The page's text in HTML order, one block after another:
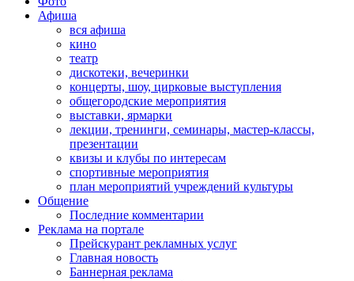
Афиша
вся афиша
кино
театр
дискотеки, вечеринки
концерты, шоу, цирковые выступления
общегородские мероприятия
выставки, ярмарки
лекции, тренинги, семинары, мастер-классы,
презентации
квизы и клубы по интересам
спортивные мероприятия
план мероприятий учреждений культуры
Общение
Последние комментарии
Реклама на портале
Прейскурант рекламных услуг
Главная новость
Баннерная реклама